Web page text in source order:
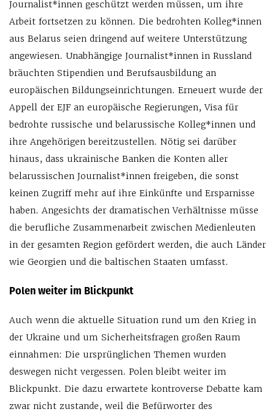
Journalist*innen geschützt werden müssen, um ihre
Arbeit fortsetzen zu können. Die bedrohten Kolleg*innen
aus Belarus seien dringend auf weitere Unterstützung
angewiesen. Unabhängige Journalist*innen in Russland
bräuchten Stipendien und Berufsausbildung an
europäischen Bildungseinrichtungen. Erneuert wurde der
Appell der EJF an europäische Regierungen, Visa für
bedrohte russische und belarussische Kolleg*innen und
ihre Angehörigen bereitzustellen. Nötig sei darüber
hinaus, dass ukrainische Banken die Konten aller
belarussischen Journalist*innen freigeben, die sonst
keinen Zugriff mehr auf ihre Einkünfte und Ersparnisse
haben. Angesichts der dramatischen Verhältnisse müsse
die berufliche Zusammenarbeit zwischen Medienleuten
in der gesamten Region gefördert werden, die auch Länder
wie Georgien und die baltischen Staaten umfasst.
Polen weiter im Blickpunkt
Auch wenn die aktuelle Situation rund um den Krieg in
der Ukraine und um Sicherheitsfragen großen Raum
einnahmen: Die ursprünglichen Themen wurden
deswegen nicht vergessen. Polen bleibt weiter im
Blickpunkt. Die dazu erwartete kontroverse Debatte kam
zwar nicht zustande, weil die Befürworter des